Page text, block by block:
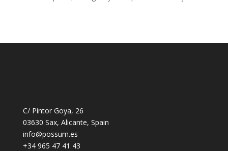
C/ Pintor Goya, 26
03630 Sax, Alicante, Spain
info@possum.es
+34 965 47 41 43